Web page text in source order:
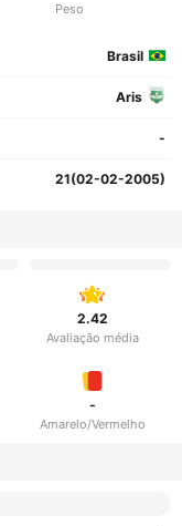
Peso
Brasil
Aris
-
21(02-02-2005)
2.42
Avaliação média
-
Amarelo/Vermelho